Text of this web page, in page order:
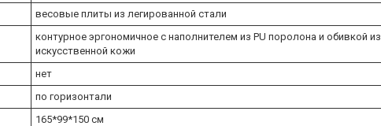
весовые плиты из легированной стали
контурное эргономичное с наполнителем из PU поролона и обивкой из
искусственной кожи
нет
по горизонтали
165*99*150 см